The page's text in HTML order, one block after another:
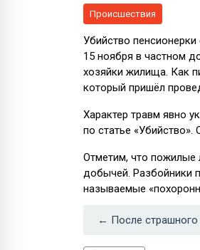
Происшествия
Убийство
15 ноября в частном
хозяйки жилища. Как
который пришёл
Характер травм явно
по статье
Отметим, что пожилые
добычей. Разбойники
называемые